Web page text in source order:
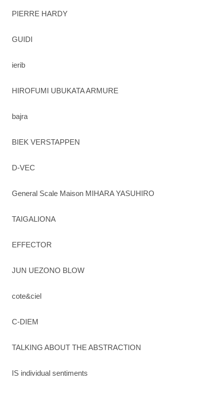
PIERRE HARDY
GUIDI
ierib
HIROFUMI UBUKATA ARMURE
bajra
BIEK VERSTAPPEN
D-VEC
General Scale Maison MIHARA YASUHIRO
TAIGALIONA
EFFECTOR
JUN UEZONO BLOW
cote&ciel
C-DIEM
TALKING ABOUT THE ABSTRACTION
IS individual sentiments